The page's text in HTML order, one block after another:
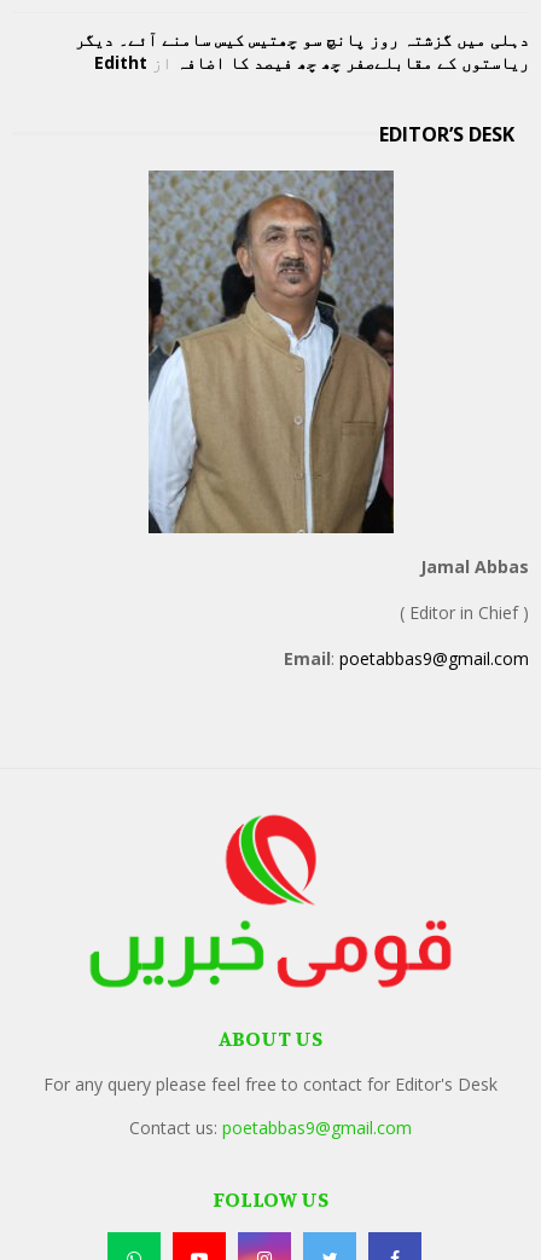
دہلی میں گزشتہ روز پانچ سو چھتیس کیس سامنے آئے۔ دیگر
ریاستوں کے مقابلےصفر چھ چھ فیصد کا اضافہ
از Editht
EDITOR’S DESK
Jamal Abbas
( Editor in Chief )
Email: poetabbas9@gmail.com
ABOUT US
For any query please feel free to contact for Editor's Desk
Contact us: poetabbas9@gmail.com
FOLLOW US